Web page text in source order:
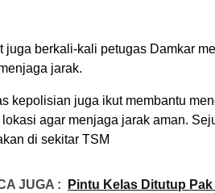
juga berkali-kali petugas Damkar
jarak.
kepolisian juga ikut membantu
agar menjaga jarak aman.
di sekitar TSM
JUGA :
Pintu Kelas Ditutup